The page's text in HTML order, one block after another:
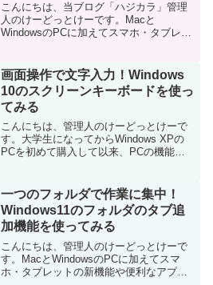
こんにちは、当ブログ「ハジカラ」管理
人のけーどっとけーです。Macと
WindowsのPCに加えてスマホ・タブレッ
発見を当ブログで紹介しています。ほぼ
毎日更新しています！...
画面操作で文字入力！Windows
10のスクリーンキーボードを使っ
てみる
こんにちは、管理人のけーどっとけーで
す。大学生になってからWindows XPの
PCを初めて購入して以来、PCの機能や
バイスの新機能や便利なアプリを使って
みることを趣...
一つのフォルダで作業に集中！
Windows11のフォルダのタブ追
加機能を使ってみる
こんにちは、管理人のけーどっとけーで
す。MacとWindowsのPCに加えてスマ
ホ・タブレットの新機能や便利なアプリ